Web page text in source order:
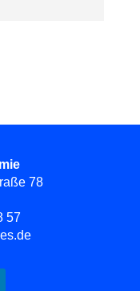
78
57